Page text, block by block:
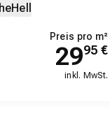
Hell
Preis pro m²
2995 €
inkl. MwSt.